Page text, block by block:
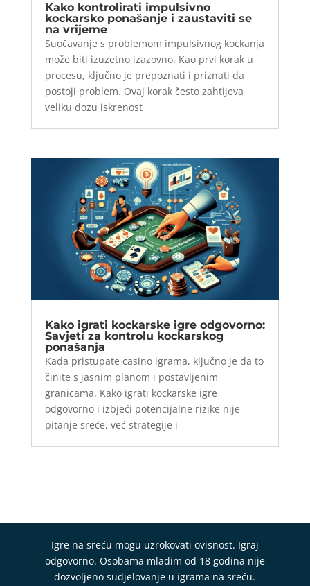
Kako kontrolirati impulsivno
kockarsko ponašanje i zaustaviti se
na vrijeme
Suočavanje s problemom impulsivnog kockanja
može biti izuzetno izazovno. Kao prvi korak u
procesu, ključno je prepoznati i priznati da
postoji problem. Ovaj korak često zahtijeva
veliku dozu iskrenost
Kako igrati kockarske igre odgovorno:
Savjeti za kontrolu kockarskog
ponašanja
Kada pristupate casino igrama, ključno je da to
činite s jasnim planom i postavljenim
granicama. Kako igrati kockarske igre
odgovorno i izbjeći potencijalne rizike nije
pitanje sreće, već strategije i
Igre na sreću mogu uzrokovati ovisnost. Igraj
odgovorno. Osobama mlađim od 18 godina nije
dozvoljeno sudjelovanje u igrama na sreću.